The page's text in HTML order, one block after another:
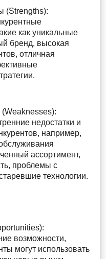
(Strengths):
как уникальные
бренд, высокая
отличная
недостатки и
например,
ассортимент,
проблемы с
технологии.
возможности,
могут использовать